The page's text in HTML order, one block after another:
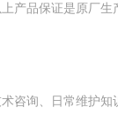
产品保证是原厂生
咨询、日常维护知